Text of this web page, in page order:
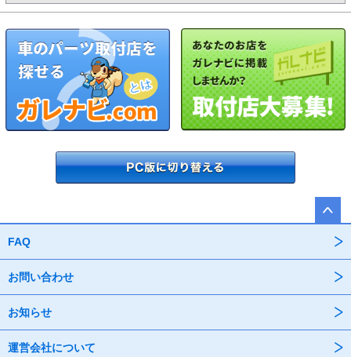
FAQ
お問い合わせ
お知らせ
運営会社について